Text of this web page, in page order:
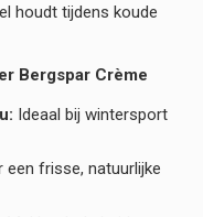
houdt tijdens koude
Bergspar Crème
Ideaal bij wintersport
een frisse, natuurlijke